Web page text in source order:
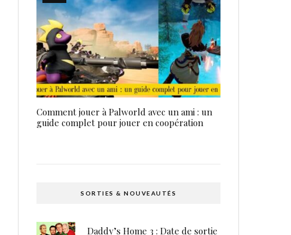
Comment jouer à Palworld avec un ami : un
guide complet pour jouer en coopération
SORTIES & NOUVEAUTÉS
Daddy’s Home 3 : Date de sortie